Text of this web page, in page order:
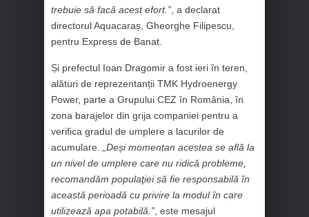
trebuie să facă acest efort.” , a declarat
directorul Aquacaraș, Gheorghe Filipescu,
pentru Express de Banat.
Și prefectul Ioan Dragomir a fost ieri în teren,
alături de reprezentanții TMK Hydroenergy
Power, parte a Grupului CEZ în România, în
zona barajelor din grija companiei pentru a
verifica gradul de umplere a lacurilor de
acumulare.
„Deși momentan acestea se află la
un nivel de umplere care nu ridică probleme,
recomandăm populaţiei să fie responsabilă în
această perioadă cu privire la modul în care
utilizează apa potabilă.” , este mesajul